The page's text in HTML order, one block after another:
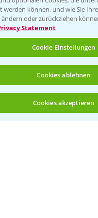
(noch 4)
+49 (0)174 346 564 1
in Notfällen
+49 (0)214/30-20220
werden können, und wie Sie
ändern oder zurückziehen
Statement
Cookie Einstellungen
Cookies ablehnen
Cookies akzeptieren